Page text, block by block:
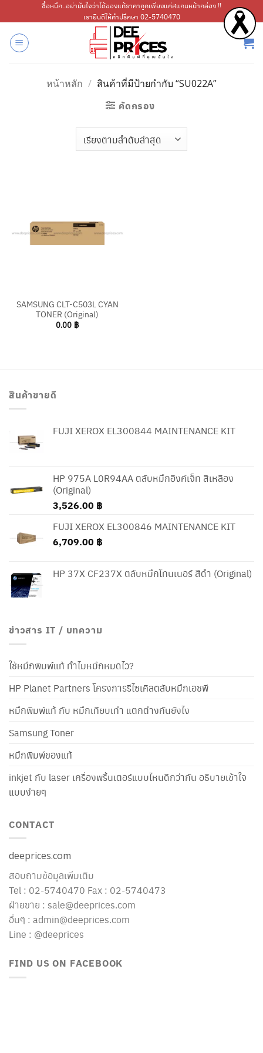
ไป
เนื้อหา
ซื้อหมึก..อย่ามั่นใจว่าได้ของแท้ราคาถูกเพียงแค่สแกนหน้ากล่อง !!
เรายินดีให้คำปรึกษา 02-5740470
หน้าหลัก / สินค้าที่มีป้ายกำกับ “SU022A”
คัดกรอง
SAMSUNG CLT-C503L CYAN
TONER (Original)
0.00 ฿
สินค้าขายดี
FUJI XEROX EL300844 MAINTENANCE KIT
HP 975A L0R94AA ตลับหมึกอิงค์เจ็ท สีเหลือง
(Original)
3,526.00 ฿
FUJI XEROX EL300846 MAINTENANCE KIT
6,709.00 ฿
HP 37X CF237X ตลับหมึกโทนเนอร์ สีดำ (Original)
ข่าวสาร IT / บทความ
ใช้หมึกพิมพ์แท้ ทำไมหมึกหมดไว?
HP Planet Partners โครงการรีไซเคิลตลับหมึกเอชพี
หมึกพิมพ์แท้ กับ หมึกเทียบเท่า แตกต่างกันยังไง
Samsung Toner
หมึกพิมพ์ของแท้
inkjet กับ laser เครื่องพริ้นเตอร์แบบไหนดีกว่ากัน อธิบายเข้าใจ
แบบง่ายๆ
CONTACT
deeprices.com
สอบถามข้อมูลเพิ่มเติม
Tel : 02-5740470 Fax : 02-5740473
ฝ่ายขาย : sale@deeprices.com
อื่นๆ : admin@deeprices.com
Line : @deeprices
FIND US ON FACEBOOK